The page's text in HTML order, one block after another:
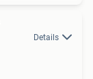
Details